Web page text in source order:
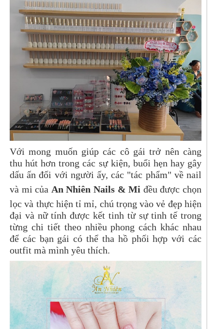
Với mong muốn giúp các cô gái trở nên càng
thu hút hơn trong các sự kiện, buổi hẹn hay gây
dấu ấn đối với người ấy, các "tác phẩm" về nail
và mi của An Nhiên Nails & Mi đều được chọn
lọc và thực hiện tỉ mỉ, chú trọng vào vẻ đẹp hiện
đại và nữ tính được kết tinh từ sự tinh tế trong
từng chi tiết theo nhiều phong cách khác nhau
để các bạn gái có thể tha hồ phối hợp với các
outfit mà mình yêu thích.